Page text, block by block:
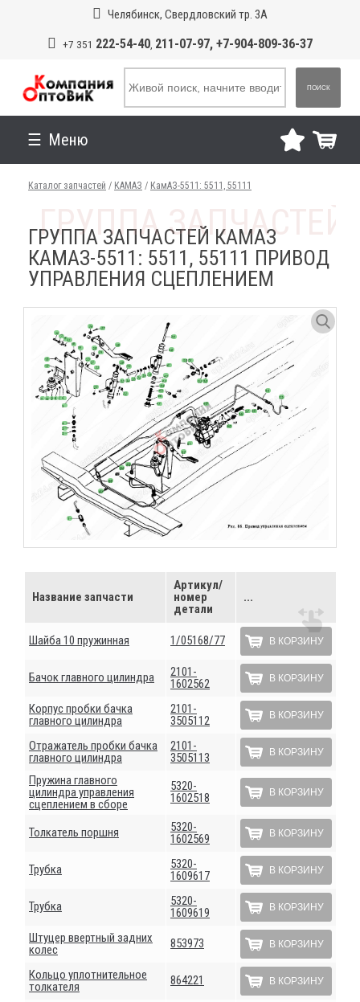
Челябинск, Свердловский тр. 3А
+7 351 222-54-40, 211-07-97, +7-904-809-36-37
ПОИСК
Меню
Каталог запчастей / КАМАЗ / КамАЗ-5511: 5511, 55111
ГРУППА ЗАПЧАСТЕЙ КАМАЗ
КАМАЗ-5511: 5511, 55111 ПРИВОД
УПРАВЛЕНИЯ СЦЕПЛЕНИЕМ
Название запчасти
Артикул/
номер
детали
...
Шайба 10 пружинная 1/05168/77 В КОРЗИНУ
Бачок главного цилиндра
2101-
1602562
В КОРЗИНУ
Корпус пробки бачка
главного цилиндра
2101-
3505112
В КОРЗИНУ
Отражатель пробки бачка
главного цилиндра
2101-
3505113
В КОРЗИНУ
Пружина главного
цилиндра управления
сцеплением в сборе
5320-
1602518
В КОРЗИНУ
Толкатель поршня
5320-
1602569
В КОРЗИНУ
Трубка
5320-
1609617
В КОРЗИНУ
Трубка
5320-
1609619
В КОРЗИНУ
Штуцер ввертный задних
колес
853973 В КОРЗИНУ
Кольцо уплотнительное
толкателя
864221 В КОРЗИНУ